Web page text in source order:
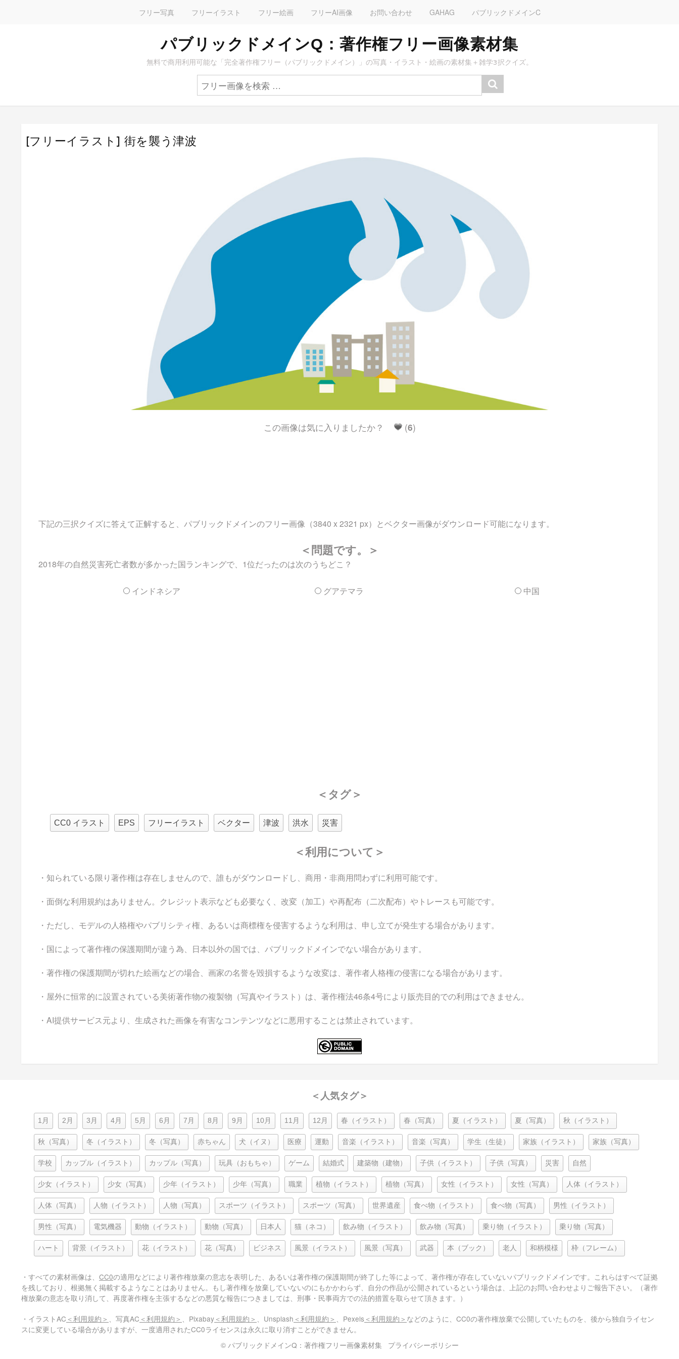
フリー写真 フリーイラスト フリー絵画 フリーAI画像 お問い合わせ GAHAG パブリックドメインC
パブリックドメインQ：著作権フリー画像素材集
無料で商用利用可能な「完全著作権フリー（パブリックドメイン）」の写真・イラスト・絵画の素材集＋雑学3択クイズ。
[フリーイラスト] 街を襲う津波
この画像は気に入りましたか？ (6)
下記の三択クイズに答えて正解すると、パブリックドメインのフリー画像（3840 x 2321 px）とベクター画像がダウンロード可能になります。
＜問題です。＞
2018年の自然災害死亡者数が多かった国ランキングで、1位だったのは次のうちどこ？
インドネシア グアテマラ 中国
＜タグ＞
CC0 イラスト EPS フリーイラスト ベクター 津波 洪水 災害
＜利用について＞
・知られている限り著作権は存在しませんので、誰もがダウンロードし、商用・非商用問わずに利用可能です。
・面倒な利用規約はありません。クレジット表示なども必要なく、改変（加工）や再配布（二次配布）やトレースも可能です。
・ただし、モデルの人格権やパブリシティ権、あるいは商標権を侵害するような利用は、申し立てが発生する場合があります。
・国によって著作権の保護期間が違う為、日本以外の国では、パブリックドメインでない場合があります。
・著作権の保護期間が切れた絵画などの場合、画家の名誉を毀損するような改変は、著作者人格権の侵害になる場合があります。
・屋外に恒常的に設置されている美術著作物の複製物（写真やイラスト）は、著作権法46条4号により販売目的での利用はできません。
・AI提供サービス元より、生成された画像を有害なコンテンツなどに悪用することは禁止されています。
＜人気タグ＞
1月 2月 3月 4月 5月 6月 7月 8月 9月 10月 11月 12月 春（イラスト） 春（写真） 夏（イラスト） 夏（写真） 秋（イラスト）
秋（写真） 冬（イラスト） 冬（写真） 赤ちゃん 犬（イヌ） 医療 運動 音楽（イラスト） 音楽（写真） 学生（生徒） 家族（イラスト） 家族（写真）
学校 カップル（イラスト） カップル（写真） 玩具（おもちゃ） ゲーム 結婚式 建築物（建物） 子供（イラスト） 子供（写真） 災害 自然
少女（イラスト） 少女（写真） 少年（イラスト） 少年（写真） 職業 植物（イラスト） 植物（写真） 女性（イラスト） 女性（写真） 人体（イラスト）
人体（写真） 人物（イラスト） 人物（写真） スポーツ（イラスト） スポーツ（写真） 世界遺産 食べ物（イラスト） 食べ物（写真） 男性（イラスト）
男性（写真） 電気機器 動物（イラスト） 動物（写真） 日本人 猫（ネコ） 飲み物（イラスト） 飲み物（写真） 乗り物（イラスト） 乗り物（写真）
ハート 背景（イラスト） 花（イラスト） 花（写真） ビジネス 風景（イラスト） 風景（写真） 武器 本（ブック） 老人 和柄模様 枠（フレーム）
・すべての素材画像は、 CC0の適用などにより著作権放棄の意志を表明した、あるいは著作権の保護期間が終了した等によって、著作権が存在していないパブリックドメインです。これらはすべて証拠
を残しており、根拠無く掲載するようなことはありません。もし著作権を放棄していないのにもかかわらず、自分の作品が公開されているという場合は、上記のお問い合わせよりご報告下さい。（著作
権放棄の意志を取り消して、再度著作権を主張するなどの悪質な報告につきましては、刑事・民事両方での法的措置を取らせて頂きます。）
・イラストAC ＜利用規約＞ 、写真AC ＜利用規約＞ 、Pixabay ＜利用規約＞ 、Unsplash ＜利用規約＞ 、Pexels ＜利用規約＞ などのように、CC0の著作権放棄で公開していたものを、後から独自ライセン
スに変更している場合がありますが、一度適用されたCC0ライセンスは永久に取り消すことができません。
© パブリックドメインQ：著作権フリー画像素材集
プライバシーポリシー